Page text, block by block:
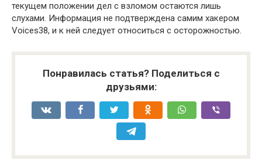
текущем положении дел с взломом остаются лишь
слухами. Информация не подтверждена самим хакером
Voices38, и к ней следует относиться с осторожностью.
Понравилась статья? Поделиться с
друзьями: